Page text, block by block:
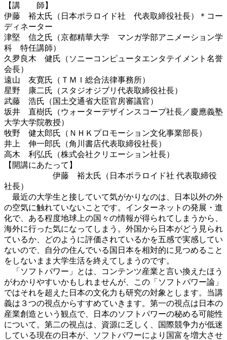
【講 師】
伊藤 裕太氏（日本ポラロイド社 代表取締役社長）＊コー
ディネーター
津堅 信之氏（京都精華大学 マンガ学部アニメーション学
科 特任講師）
久夛良木 健氏（ソニーコンピュータエンタテイメント名誉
会長）
遠山 友寛氏（ＴＭＩ総合法律事務所）
星野 康二氏（スタジオジブリ代表取締役社長）
武藤 浩氏（国土交通省大臣官房審議官）
坂井 直樹氏（ウォーターデザインスコープ社長／慶應義塾
大学大学院教授）
牧野 健太郎氏（ＮＨＫプロモーション文化事業部長）
井上 伸一郎氏（角川書店代表取締役社長）
高木 利弘氏（株式会社クリエーション社長）
【開講にあたって】
伊藤 裕太氏（日本ポラロイド社 代表取締役
社長）
最近の大学生と接していて気がかりなのは、日本以外の外
の空気に触れていないことです。インターネットの発展・進
化で、ある程度地球上の国々の情報が得られてしまうから、
海外に行った気になってしまう。外国から日本がどう見られ
ているか、どのように評価されているかを五感で実感してい
ないので、自分の住んでいる国日本を相対的に見つめること
をしないまま大学生活を終えてしまうのです。
「ソフトパワー」とは、コンテンツ産業と言い換えたほう
がわかりやすいかもしれませんが、この「ソフトパワー論」
ではそれを超えた日本の文化力も研究の対象とします。当講
義は３つの視点からすすめていきます。第一の視点は日本の
産業創造という観点で、日本のソフトパワーの秘める可能性
について。第二の視点は、資源に乏しく、国際競争力が低迷
している現在の日本が、ソフトパワーにより国富を増大させ